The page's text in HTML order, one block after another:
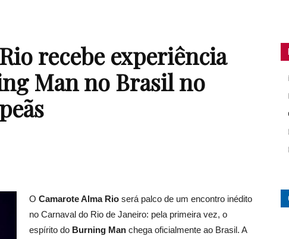
recebe experiência
Man no Brasil no
O Camarote Alma Rio será palco de um encontro inédito
no Carnaval do Rio de Janeiro: pela primeira vez, o
espírito do Burning Man chega oficialmente ao Brasil. A